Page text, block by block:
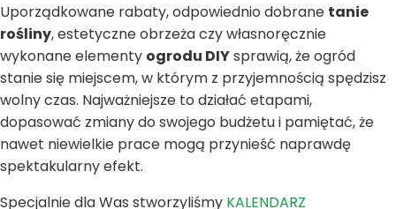
Uporządkowane rabaty, odpowiednio dobrane tanie
rośliny, estetyczne obrzeża czy własnoręcznie
wykonane elementy ogrodu DIYsprawią, że ogród
stanie się miejscem, w którym z przyjemnością spędzisz
wolny czas. Najważniejsze to działać etapami,
dopasować zmiany do swojego budżetu i pamiętać, że
nawet niewielkie prace mogą przynieść naprawdę
spektakularny efekt.
Specjalnie dla Was stworzyliśmy KALENDARZ